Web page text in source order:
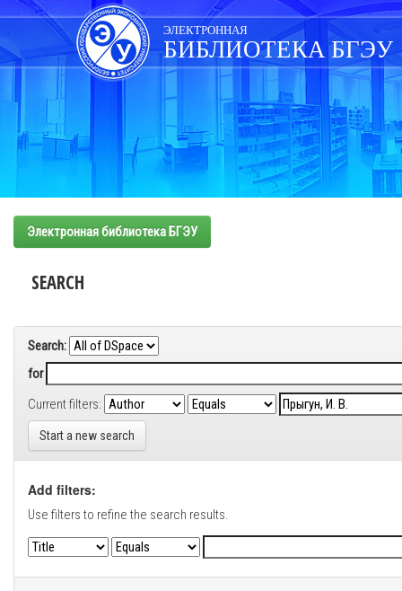
Skip
navigation
ЭЛЕКТРОННАЯ
БИБЛИОТЕКА БГЭУ
Электронная библиотека БГЭУ
SEARCH
Search:
for
Current filters:
Start a new search
Add filters:
Use filters to refine the search results.